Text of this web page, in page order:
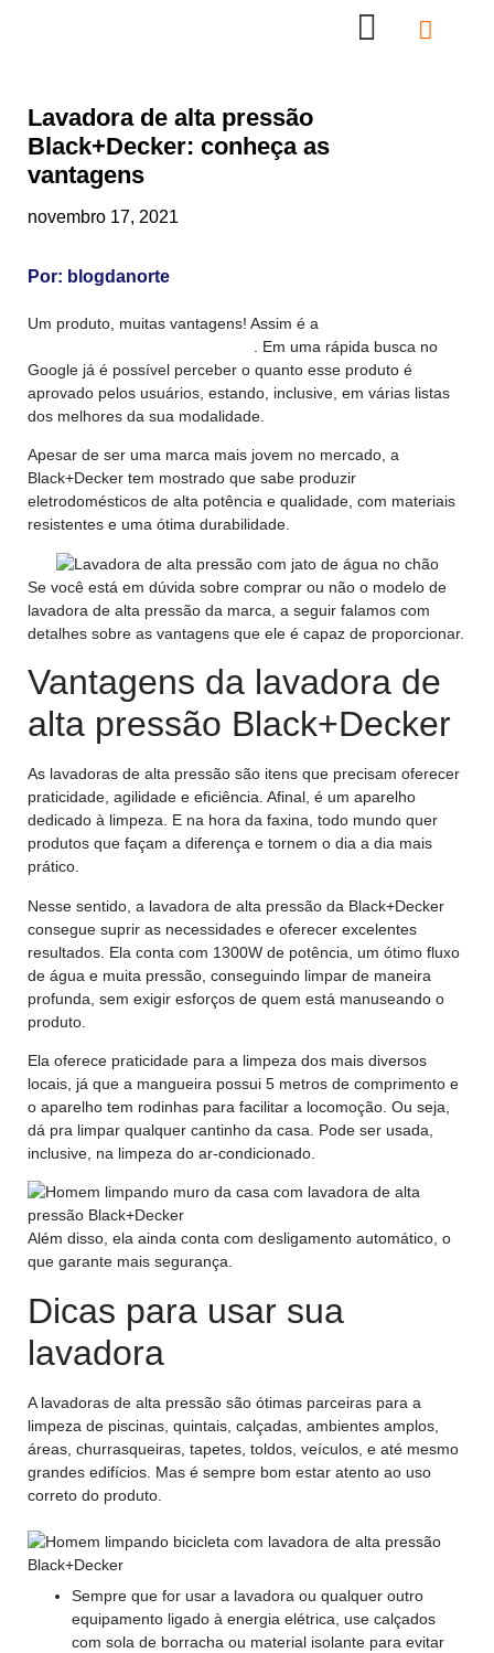
Lavadora de alta pressão
Black+Decker: conheça as
vantagens
novembro 17, 2021
Por: blogdanorte
Um produto, muitas vantagens! Assim é a
. Em uma rápida busca no
Google já é possível perceber o quanto esse produto é
aprovado pelos usuários, estando, inclusive, em várias listas
dos melhores da sua modalidade.
Apesar de ser uma marca mais jovem no mercado, a
Black+Decker tem mostrado que sabe produzir
eletrodomésticos de alta potência e qualidade, com materiais
resistentes e uma ótima durabilidade.
Se você está em dúvida sobre comprar ou não o modelo de
lavadora de alta pressão da marca, a seguir falamos com
detalhes sobre as vantagens que ele é capaz de proporcionar.
Vantagens da lavadora de
alta pressão Black+Decker
As lavadoras de alta pressão são itens que precisam oferecer
praticidade, agilidade e eficiência. Afinal, é um aparelho
dedicado à limpeza. E na hora da faxina, todo mundo quer
produtos que façam a diferença e tornem o dia a dia mais
prático.
Nesse sentido, a lavadora de alta pressão da Black+Decker
consegue suprir as necessidades e oferecer excelentes
resultados. Ela conta com 1300W de potência, um ótimo fluxo
de água e muita pressão, conseguindo limpar de maneira
profunda, sem exigir esforços de quem está manuseando o
produto.
Ela oferece praticidade para a limpeza dos mais diversos
locais, já que a mangueira possui 5 metros de comprimento e
o aparelho tem rodinhas para facilitar a locomoção. Ou seja,
dá pra limpar qualquer cantinho da casa. Pode ser usada,
inclusive, na limpeza do ar-condicionado.
Além disso, ela ainda conta com desligamento automático, o
que garante mais segurança.
Dicas para usar sua
lavadora
A lavadoras de alta pressão são ótimas parceiras para a
limpeza de piscinas, quintais, calçadas, ambientes amplos,
áreas, churrasqueiras, tapetes, toldos, veículos, e até mesmo
grandes edifícios. Mas é sempre bom estar atento ao uso
correto do produto.
Sempre que for usar a lavadora ou qualquer outro
equipamento ligado à energia elétrica, use calçados
com sola de borracha ou material isolante para evitar